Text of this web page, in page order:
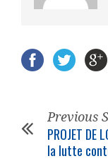
Previous
PROJET
la lutte